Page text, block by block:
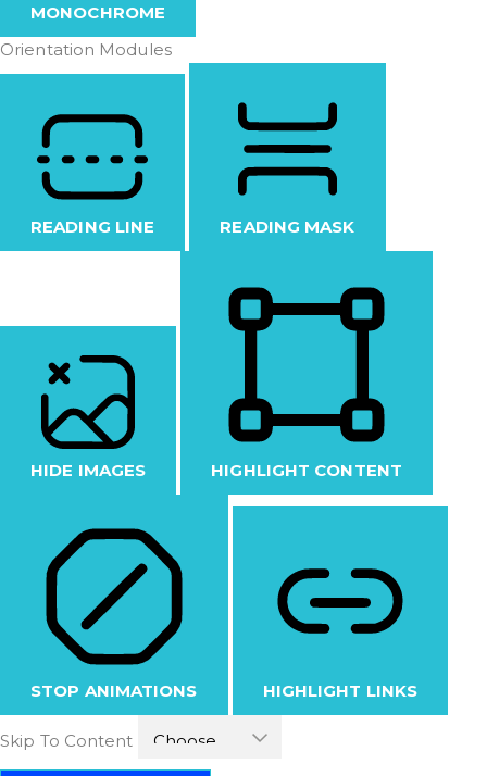
MONOCHROME
Orientation Modules
READING LINE READING MASK
HIDE IMAGES HIGHLIGHT CONTENT
STOP ANIMATIONS HIGHLIGHT LINKS
Skip To Content